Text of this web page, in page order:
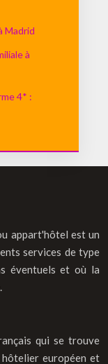
Madrid
à
4* :
appart'hôtel est un
services de type
éventuels et où la
qui se trouve
européen et